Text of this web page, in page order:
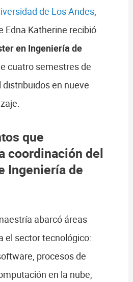
de Los Andes,
Edna Katherine recibió
en Ingeniería de
cuatro semestres de
en nueve
que
coordinación del
Ingeniería de
abarcó áreas
el sector tecnológico:
procesos de
en la nube,